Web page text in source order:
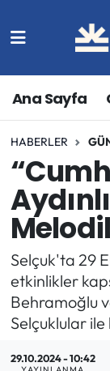
Ana Sayfa
HABERLER
Selçuk'ta 29
etkinlikler
Behramoğlu
Selçuklular
29.10.2024 - 10:42